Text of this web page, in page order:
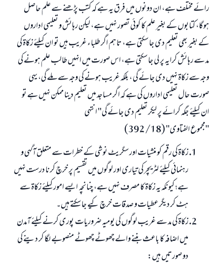
رائے مختلف ہے، ان دونوں میں فرق یہ ہے کہ کتب پڑھنے سے علم حاصل
ہوگا، کتابوں کے بغیر علم کا کوئی تصور نہیں ہے، لیکن رہائش و تعلیمی اداروں
کے بغیر بھی تعلیم دی جا سکتی ہے، تاہم اگر طلباء غریب ہیں تو ان کیلئے زکاۃ کی
مد سے رہائش کرایہ پر لی جا سکتی ہے، اس صورت میں انہیں طالب علم ہونے کی
وجہ سے زکاۃ نہیں دی جائے گی ، بلکہ غریب ہونے کی وجہ سے ملے گی، یہی
صورت حال تعلیمی اداروں کی ہے کہ اگر مساجد میں تعلیم دینا ممکن نہیں ہے تو
ان کیلئے جگہ کرائے پر لیکر تعلیم دی جائے گی" انتہی
"مجموع الفتاوى" (18/ 392)
زکاۃ کی رقم کو منشیات اور سگریٹ نوشی کے خطرات سے متعلق آگہی و
رہنمائی کیلئے لٹریچر کی تیاری اور لوگوں میں تقسیم پر خرچ کرنا درست نہیں
ہے؛ کیونکہ یہ زکاۃ کا مصرف نہیں ہے، چنانچہ ایسے امور کیلئے زکاۃ سے
ہٹ کر دیگر عطیات و صدقات خرچ کیے جا سکتے ہیں۔
زکاۃ کی مد سے غریب لوگوں کی یومیہ ضروریات پوری کرنے کیلئے آمدن
میں اضافہ کا باعث بننے والے چھوٹے چھوٹے منصوبے لگا کر دینے کی
دو صورتیں ہیں: